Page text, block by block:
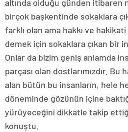
altında olduğu günden itibaren
birçok başkentinde sokaklara
farklı olan ama hakkı ve
demek için sokaklara çıkan bir
Onlar da bizim geniş anlamda
parçası olan dostlarımızdır. Bu
alan bütün bu insanların, hele
döneminde gözünün içine
yürüyeceğini dikkatle takip
konuştu.